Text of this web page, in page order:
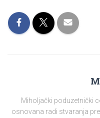
Miholjački poduzetnički
osnovana radi stvaranja